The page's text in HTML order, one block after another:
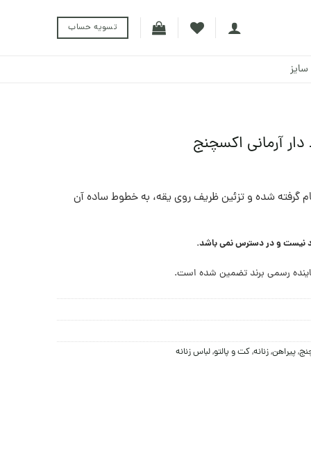
تسویه حساب
آرمانی اکسچنج
گرفته شده و تزئین ظریف روی یقه، به خطوط ساده آن
نیست و در دسترس نمی باشد.
رسمی برند تضمین شده است.
,پيراهن,زنانه,کت و پالتو,لباس زنانه